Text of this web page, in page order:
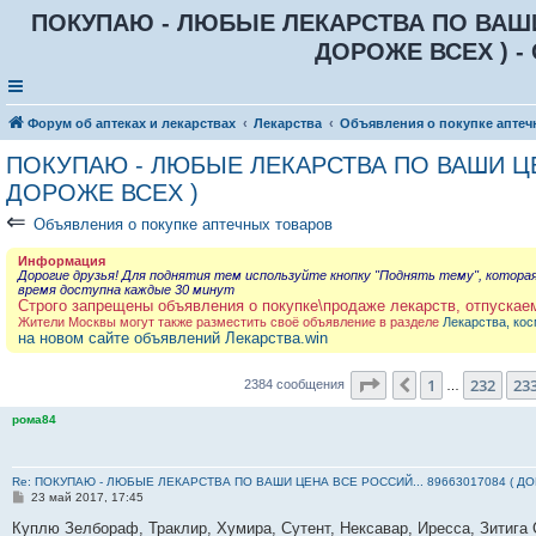
ПОКУПАЮ - ЛЮБЫЕ ЛЕКАРСТВА ПО ВАШИ
ДОРОЖЕ ВСЕХ ) -
Форум об аптеках и лекарствах Лекарства Объявления о покупке
ПОКУПАЮ - ЛЮБЫЕ ЛЕКАРСТВА ПО ВАШИ
ДОРОЖЕ ВСЕХ )
⇐ Объявления о покупке аптечных товаров
Информация
Дорогие друзья! Для поднятия тем используйте кнопку "Поднять тему",
время доступна каждые 30 минут
Строго запрещены объявления о покупке\продаже лекарств,
Жители Москвы могут также разместить своё объявление в разделе Лекарства,
на новом сайте объявлений Лекарства.win
2384 сообщения Страница 234из
Пред.
1 232
рома84
Re: ПОКУПАЮ - ЛЮБЫЕ ЛЕКАРСТВА ПО ВАШИ ЦЕНА ВСЕ РОССИЙ... 89663017084 (
С
о
23 май 2017, 17:45
Куплю Зелбораф, Траклир, Хумира, Сутент, Нексавар, Иресса,